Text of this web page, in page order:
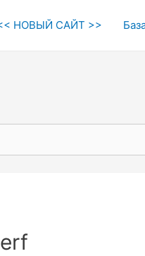
НОВЫЙ САЙТ >>